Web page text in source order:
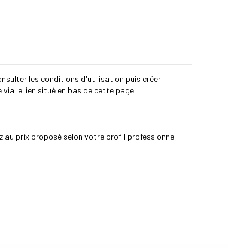
les conditions d'utilisation puis créer
le lien situé en bas de cette page.
au prix proposé selon votre profil professionnel.